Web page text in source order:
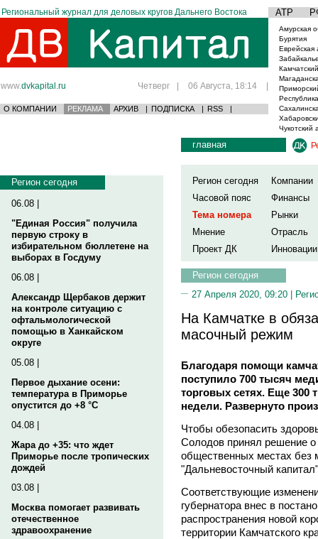
Региональный журнал для деловых кругов Дальнего Востока АТР
www.dvkapital.ru Четверг | 06 Августа, 18:14 |
О КОМПАНИИ РЕКЛАМА АРХИВ | ПОДПИСКА | RSS |
Амурская
Бурятия
Еврейская
Чукотский
Регион сегодня
06.08 |
"Единая Россия" получила
первую строку в
избирательном бюллетене на
выборах в Госдуму
06.08 |
Александр Щербаков держит
на контроле ситуацию с
офтальмологической
помощью в Ханкайском
округе
05.08 |
Первое дыхание осени:
температура в Приморье
опустится до +8 °C
04.08 |
Жара до +35: что ждет
Приморье после тропических
дождей
03.08 |
Москва помогает развивать
отечественное
здравоохранение
главная
Регион сегодня
Компании
Часовой пояс
Финансы
Тема номера
Рынки
Мнение
Отрасль
Проект ДК
Инновации
Регион сегодня
27 Апреля 2020, 09:20 |
На Камчатке в
масочный режим
Благодаря помощи
поступило 700 тысяч
торговых сетях. Еще 300
недели. Развернуто
Чтобы обезопасить
Солодов принял решение о
общественных местах без
"Дальневосточный
Соответствующие
губернатора внес в
распространения новой
территории Камчатского